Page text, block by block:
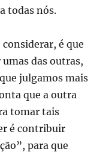
todas nós.
é que
das outras,
julgamos mais
que a outra
tomar tais
é contribuir
para que